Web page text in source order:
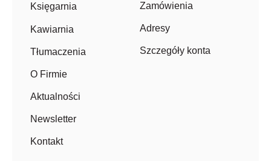
Księgarnia
Kawiarnia
Tłumaczenia
O Firmie
Aktualności
Newsletter
Kontakt
Zamówienia
Adresy
Szczegóły konta